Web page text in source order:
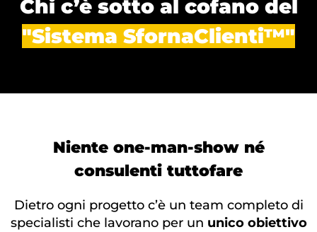
Chi c’è sotto al cofano del
"Sistema SfornaClienti™"
Niente one-man-show né
consulenti tuttofare
Dietro ogni progetto c’è un team completo di
specialisti che lavorano per un unico obiettivo